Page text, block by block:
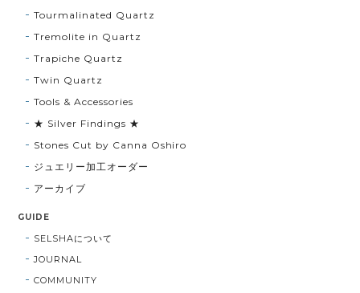
Tourmalinated Quartz
Tremolite in Quartz
Trapiche Quartz
Twin Quartz
Tools & Accessories
★ Silver Findings ★
Stones Cut by Canna Oshiro
ジュエリー加工オーダー
アーカイブ
GUIDE
SELSHAについて
JOURNAL
COMMUNITY